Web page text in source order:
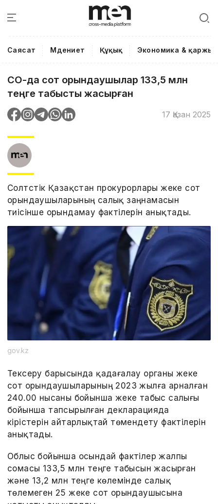
Саясат Мәдениет Құқық Экономика & қаржы
СҚО-да сот орындаушылар 133,5 млн
теңге табысты жасырған
17 Қазан 2025
Солтүстік Қазақстан прокурорлары жеке сот
орындаушыларының салық заңнамасын
тиісінше орындамау фактілерін анықтады.
gov.kz
Тексеру барысында қадағалау органы жеке
сот орындаушыларының 2023 жылға арналған
240.00 нысаны бойынша жеке табыс салығы
бойынша тапсырылған декларацияда
кірістерін айтарлықтай төмендету фактілерін
анықтады.
Облыс бойынша осындай фактілер жалпы
сомасы 133,5 млн теңге табысын жасырған
және 13,2 млн теңге көлемінде салық
төлемеген 25 жеке сот орындаушысына